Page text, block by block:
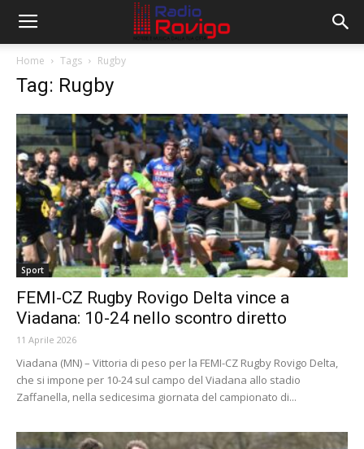
Home Tags Rugby
Tag: Rugby
Sport
FEMI-CZ Rugby Rovigo Delta vince a
Viadana: 10-24 nello scontro diretto
11 Aprile 2026
Viadana (MN) – Vittoria di peso per la FEMI-CZ Rugby Rovigo Delta,
che si impone per 10-24 sul campo del Viadana allo stadio
Zaffanella, nella sedicesima giornata del campionato di...